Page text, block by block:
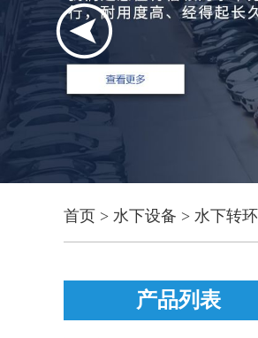
首页 > 水下设备 > 水下转环
产品列表